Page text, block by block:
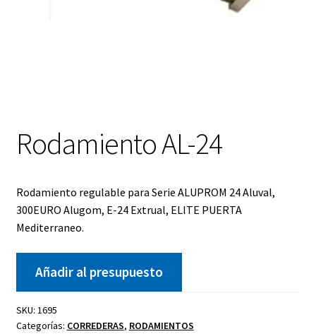
Rodamiento AL-24
Rodamiento regulable para Serie ALUPROM 24 Aluval,
300EURO Alugom, E-24 Extrual, ELITE PUERTA
Mediterraneo.
Añadir al presupuesto
SKU: 1695
Categorías: CORREDERAS, RODAMIENTOS